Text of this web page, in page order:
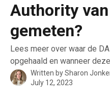
Authority
gemeten?
Lees meer over waar de
opgehaald en wanneer
Written bySharon
July 12, 2023